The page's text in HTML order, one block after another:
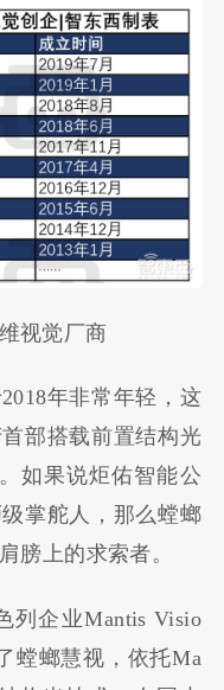
视觉厂商
年非常年轻，这
部搭载前置结构光
如果说炬佑智能公
掌舵人，那么螳螂
膀上的求索者。
列企业Mantis Visio
螳螂慧视，依托Ma